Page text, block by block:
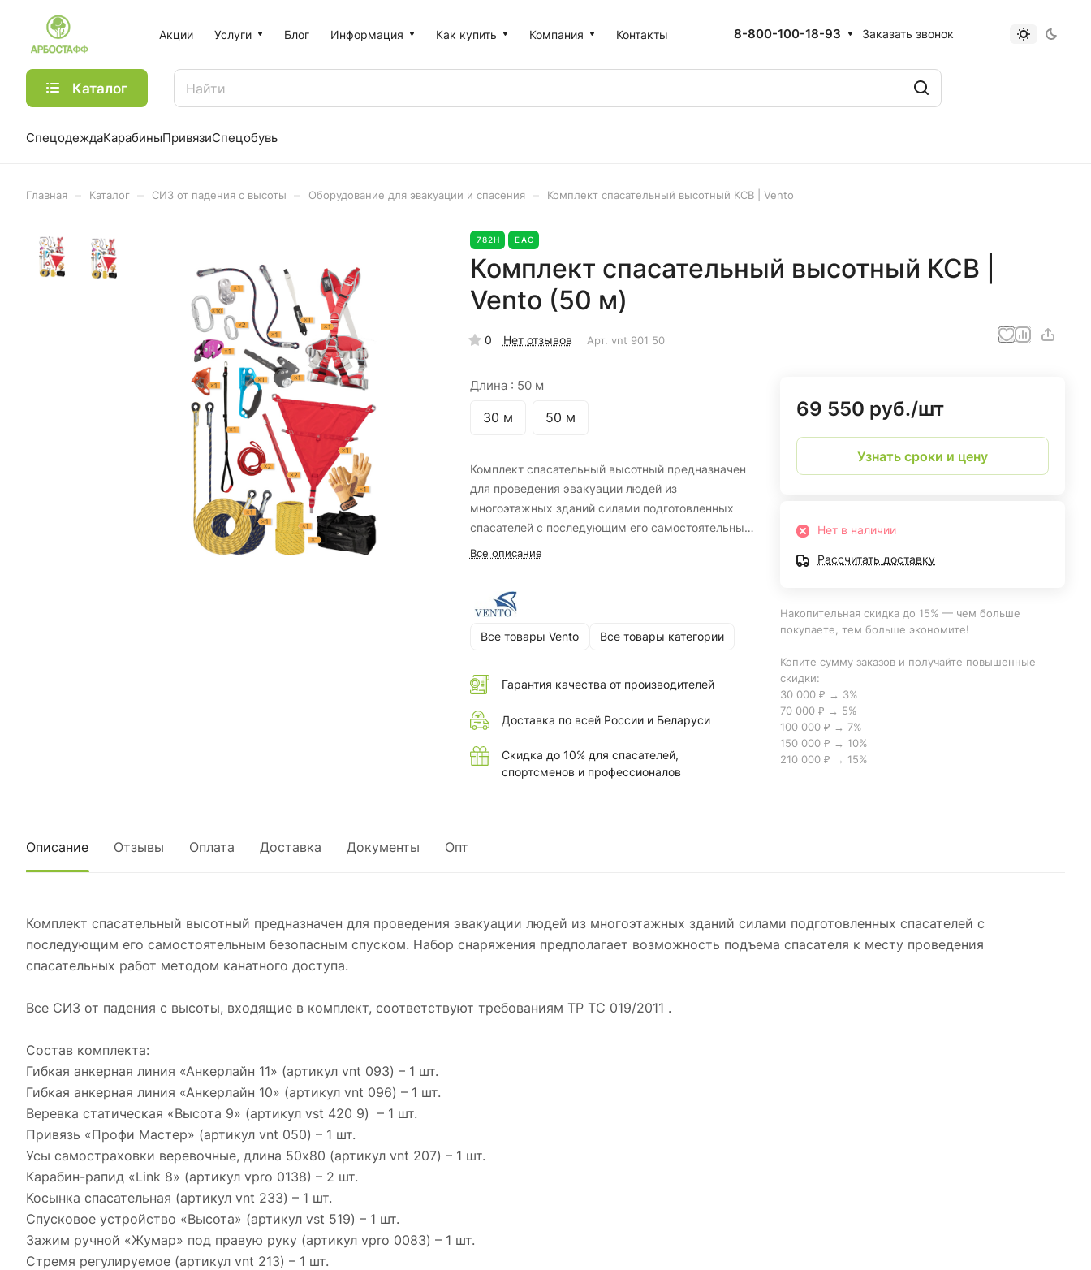
Акции Услуги Блог Информация Как купить Компания Контакты 8-800-100-18-93 Заказать звонок
Каталог
СпецодеждаКарабиныПривязиСпецобувь
Главная Каталог СИЗ от падения с высоты Оборудование для эвакуации и спасения Комплект спасательный высотный КСВ | Vento
782Н EAC
Комплект спасательный высотный КСВ |
Vento (50 м)
0 Нет отзывов Арт. vnt 901 50
Длина : 50 м
30 м 50 м
Комплект спасательный высотный предназначен
для проведения эвакуации людей из
многоэтажных зданий силами подготовленных
спасателей с последующим его самостоятельным
безопасным спуском.
Все описание
Все товары Vento Все товары категории
Гарантия качества от производителей
Доставка по всей России и Беларуси
Скидка до 10% для спасателей,
спортсменов и профессионалов
69 550 руб./шт
Узнать сроки и цену
Нет в наличии
Рассчитать доставку
Накопительная скидка до 15% — чем больше
покупаете, тем больше экономите!
Копите сумму заказов и получайте повышенные
скидки:
30 000 ₽ → 3%
70 000 ₽ → 5%
100 000 ₽ → 7%
150 000 ₽ → 10%
210 000 ₽ → 15%
Описание Отзывы Оплата Доставка Документы Опт
Комплект спасательный высотный предназначен для проведения эвакуации людей из многоэтажных зданий силами подготовленных спасателей с
последующим его самостоятельным безопасным спуском. Набор снаряжения предполагает возможность подъема спасателя к месту проведения
спасательных работ методом канатного доступа.
Все СИЗ от падения с высоты, входящие в комплект, соответствуют требованиям ТР ТС 019/2011 .
Состав комплекта:
Гибкая анкерная линия «Анкерлайн 11» (артикул vnt 093) – 1 шт.
Гибкая анкерная линия «Анкерлайн 10» (артикул vnt 096) – 1 шт.
Веревка статическая «Высота 9» (артикул vst 420 9) – 1 шт.
Привязь «Профи Мастер» (артикул vnt 050) – 1 шт.
Усы самостраховки веревочные, длина 50х80 (артикул vnt 207) – 1 шт.
Карабин-рапид «Link 8» (артикул vpro 0138) – 2 шт.
Косынка спасательная (артикул vnt 233) – 1 шт.
Спусковое устройство «Высота» (артикул vst 519) – 1 шт.
Зажим ручной «Жумар» под правую руку (артикул vpro 0083) – 1 шт.
Стремя регулируемое (артикул vnt 213) – 1 шт.